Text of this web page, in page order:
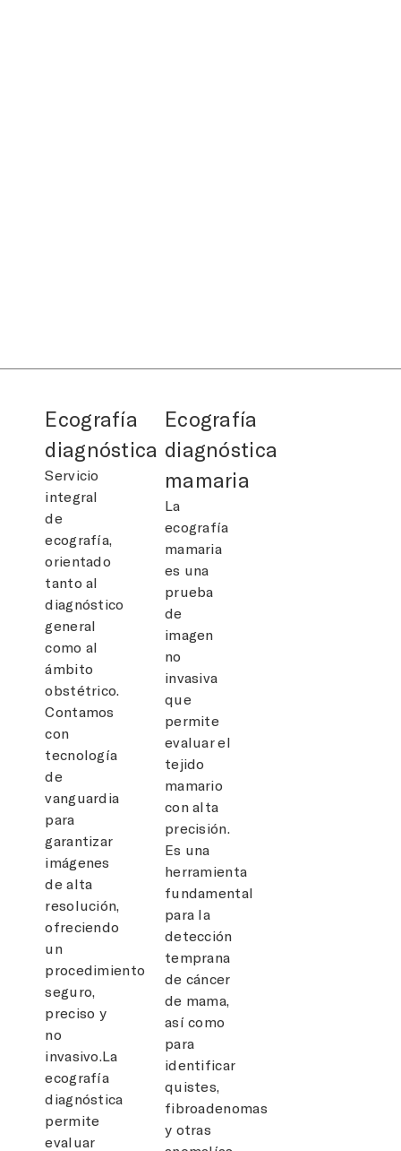
Ecografía
diagnóstica
Servicio
integral
de
ecografía,
orientado
tanto al
diagnóstico
general
como al
ámbito
obstétrico.
Contamos
con
tecnología
de
vanguardia
para
garantizar
imágenes
de alta
resolución,
ofreciendo
un
procedimiento
seguro,
preciso y
no
invasivo.La
ecografía
diagnóstica
permite
evaluar
Ecografía
diagnóstica
mamaria
La
ecografía
mamaria
es una
prueba
de
imagen
no
invasiva
que
permite
evaluar el
tejido
mamario
con alta
precisión.
Es una
herramienta
fundamental
para la
detección
temprana
de cáncer
de mama,
así como
para
identificar
quistes,
fibroadenomas
y otras